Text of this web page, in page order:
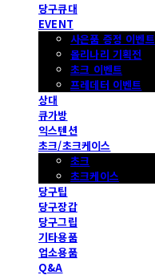
당구큐대
EVENT
사은품 증정 이벤트
몰리나리 기획전
초크 이벤트
프레데터 이벤트
상대
큐가방
익스텐션
초크/초크케이스
초크
초크케이스
당구팁
당구장갑
당구그립
기타용품
업소용품
Q&A